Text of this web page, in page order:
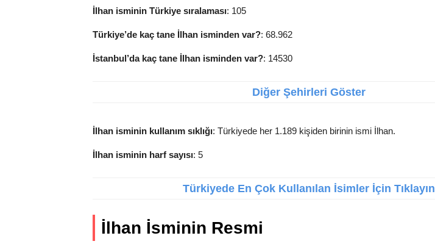
İlhan isminin Türkiye sıralaması: 105
Türkiye’de kaç tane İlhan isminden var?: 68.962
İstanbul’da kaç tane İlhan isminden var?: 14530
Diğer Şehirleri Göster
İlhan isminin kullanım sıklığı: Türkiyede her 1.189 kişiden birinin ismi İlhan.
İlhan isminin harf sayısı: 5
Türkiyede En Çok Kullanılan İsimler İçin Tıklayın
İlhan İsminin Resmi